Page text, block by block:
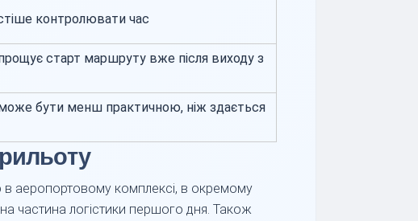
контролювати час
старт маршруту вже після виходу з
бути менш практичною, ніж здається
в аеропортовому комплексі, в окремому
частина логістики першого дня. Також